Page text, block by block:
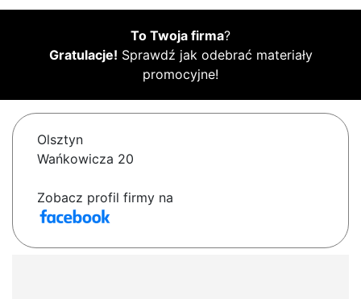
To Twoja firma?
Gratulacje! Sprawdź jak odebrać materiały
promocyjne!
Olsztyn
Wańkowicza 20
Zobacz profil firmy na